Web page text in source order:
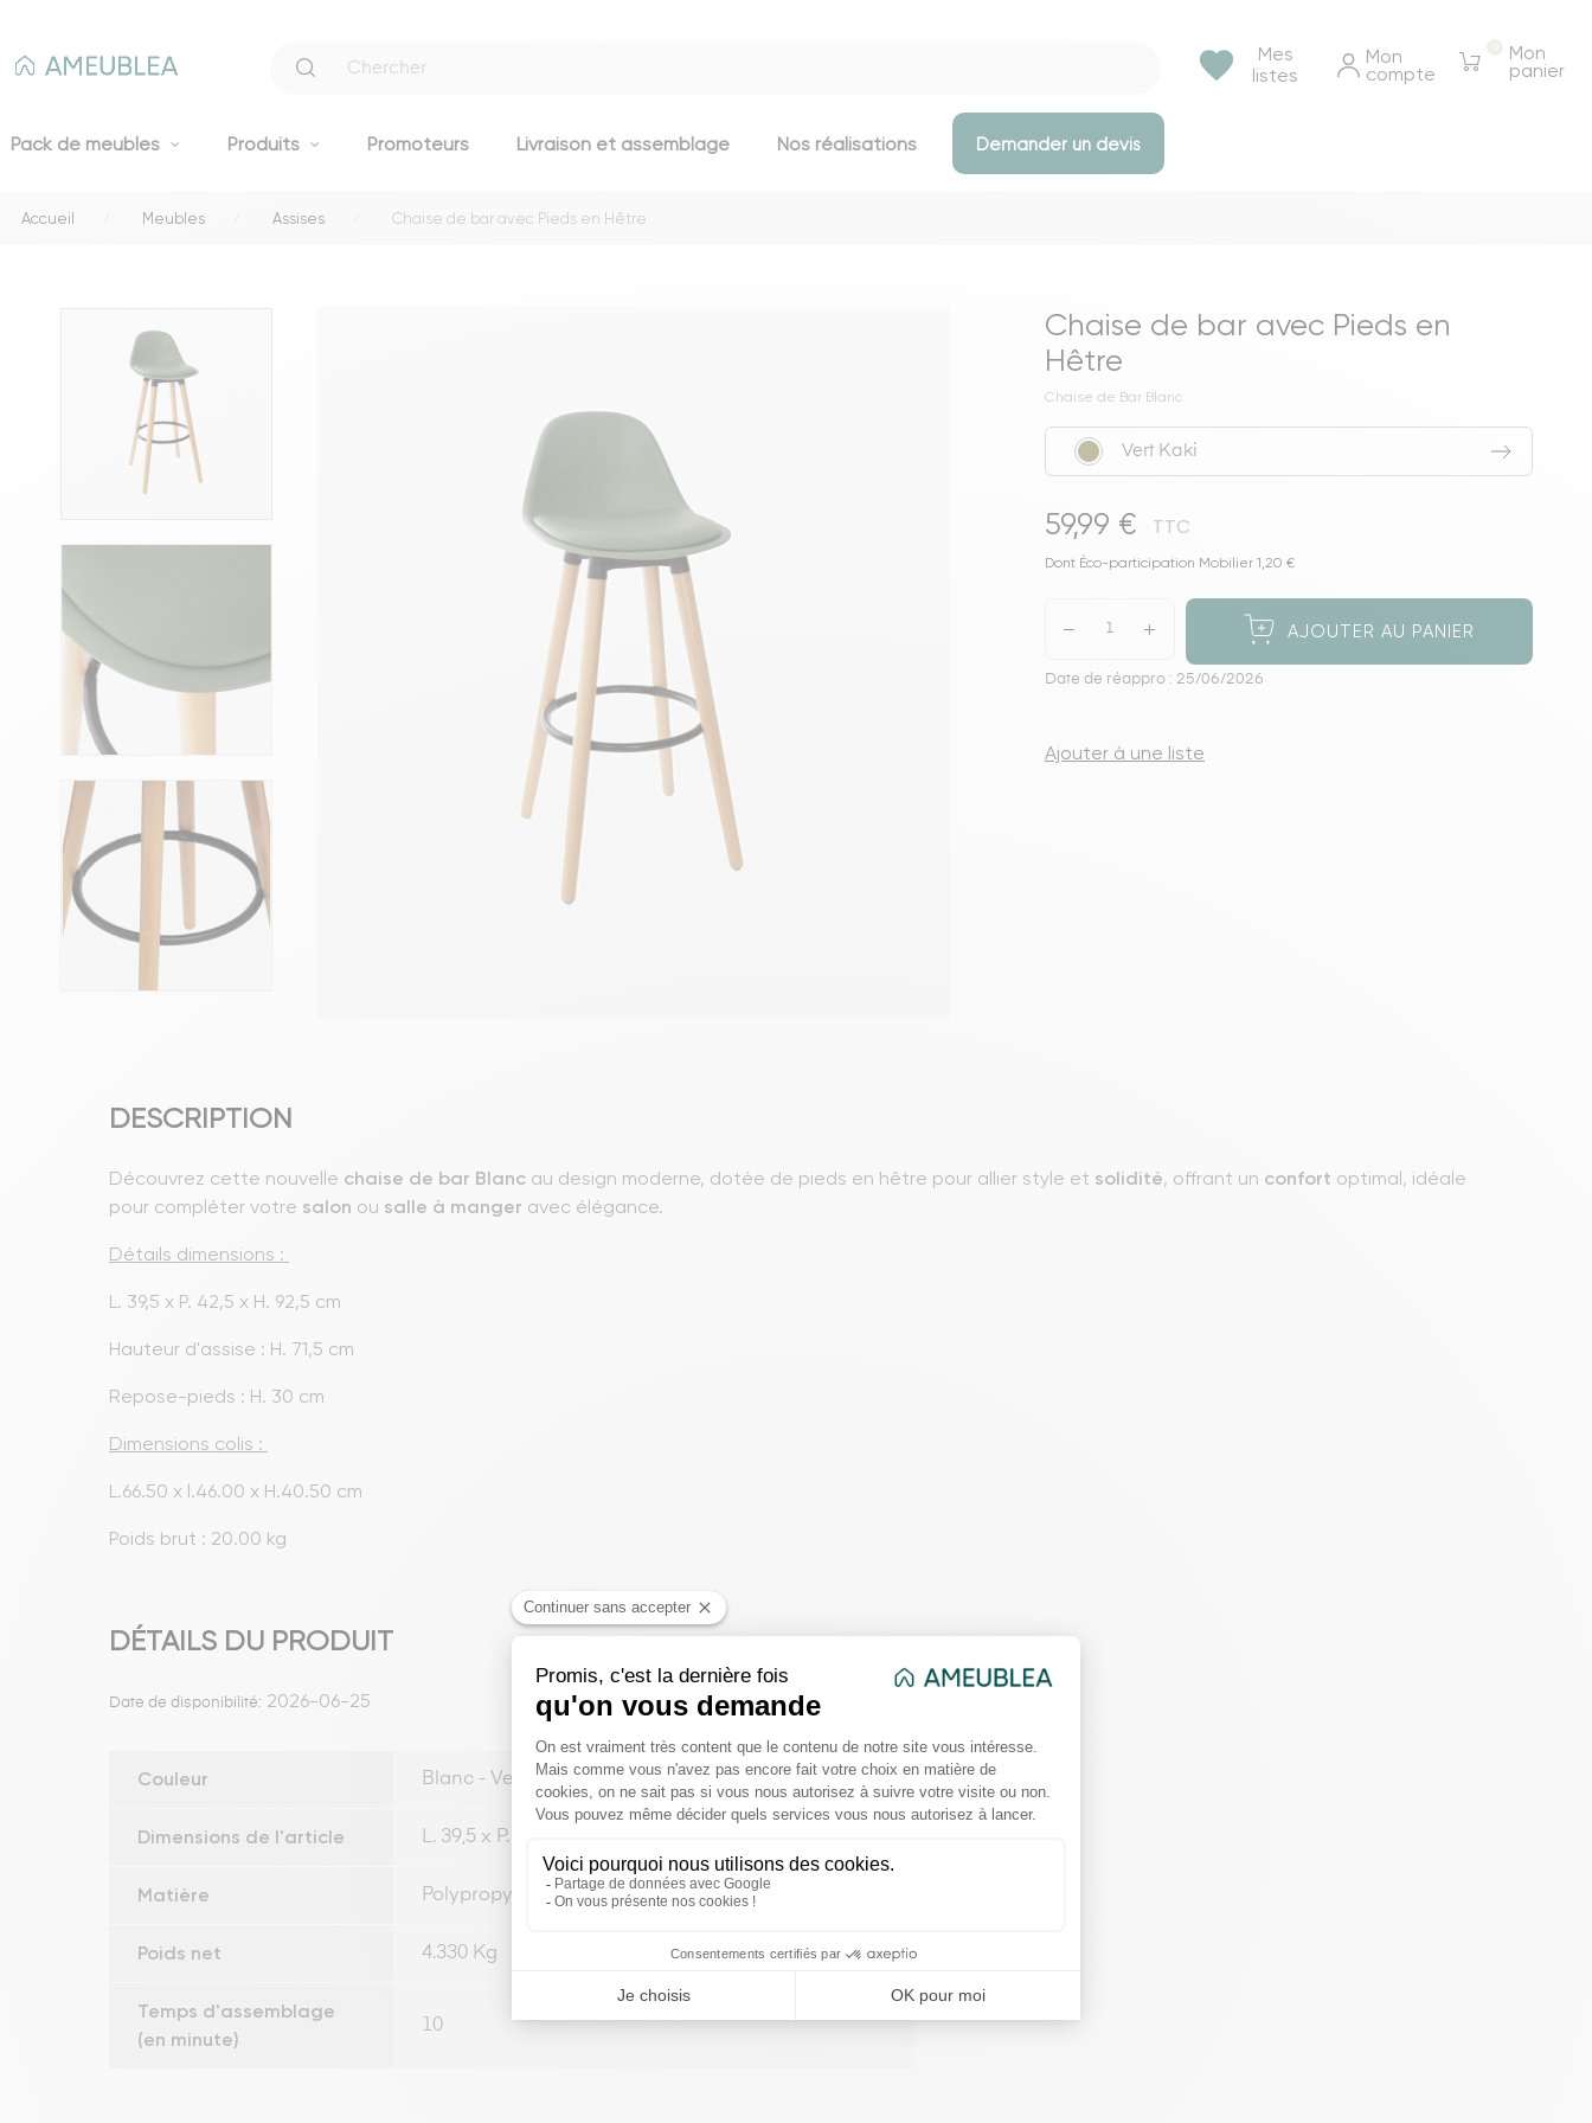
Mes
listes
favorite Mon
compte
Mon
panier
Pack de meubles Produits
Poufs
Voir toutes les assises
Commodes
Voir tous les meubles de rangements
Tables basse & appoints
Voir toutes les tables et bureaux
Promoteurs Livraison et assemblage Nos réalisations Demander un devis
Accueil Meubles Assises Chaise de bar avec Pieds en Hêtre
Chaise de bar avec Pieds en
Hêtre
Chaise de Bar Blanc
Vert Kaki
59,99 € TTC
Dont Éco-participation Mobilier 1,20 €
AJOUTER AU PANIER
Date de réappro : 25/06/2026
Ajouter à une liste
DESCRIPTION
Découvrez cette nouvelle chaise de bar Blanc au design moderne, dotée de pieds en hêtre pour allier style et solidité, offrant un confort optimal, idéale
pour compléter votre salon ou salle à manger avec élégance.
Détails dimensions :
L. 39,5 x P. 42,5 x H. 92,5 cm
Hauteur d'assise : H. 71,5 cm
Repose-pieds : H. 30 cm
Dimensions colis :
L.66.50 x l.46.00 x H.40.50 cm
Poids brut : 20.00 kg
DÉTAILS DU PRODUIT
Date de disponibilité: 2026-06-25
Couleur Blanc - Vert Kaki - Gris - Noir
Dimensions de l'article L. 39,5 x P. 43 x H. 91,5 cm
Matière Polypropylène - Hêtre
Poids net 4.330 Kg
Temps d'assemblage
(en minute)
10